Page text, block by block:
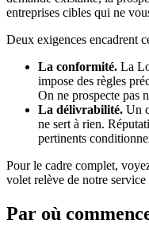
entreprises cibles qui ne
Deux exigences encadrent
La conformité. La
impose des règles
On ne prospecte pas
La délivrabilité. Un
ne sert à rien.
pertinents
Pour le cadre complet,
volet relève de notre service
Par où